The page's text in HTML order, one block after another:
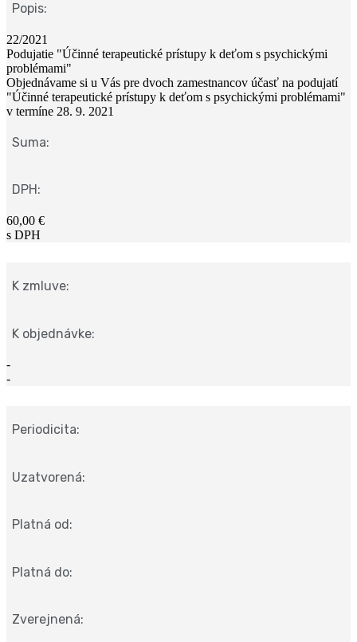
Popis:
22/2021
Podujatie "Účinné terapeutické prístupy k deťom s psychickými
problémami"
Objednávame si u Vás pre dvoch zamestnancov účasť na podujatí
"Účinné terapeutické prístupy k deťom s psychickými problémami"
v termíne 28. 9. 2021
Suma:
DPH:
60,00 €
s DPH
K zmluve:
K objednávke:
-
-
Periodicita:
Uzatvorená:
Platná od:
Platná do:
Zverejnená: